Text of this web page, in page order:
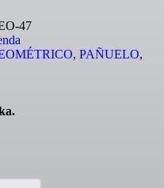
47
, PAÑUELO,